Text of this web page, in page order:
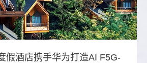
假酒店携手华为打造AI F5G-